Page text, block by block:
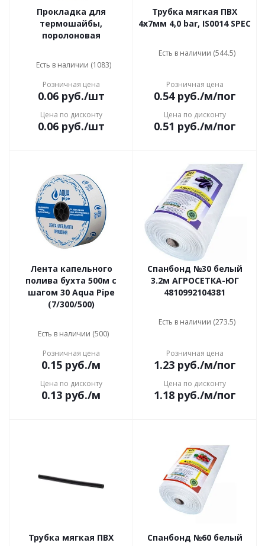
Прокладка для
термошайбы,
поролоновая
Есть в наличии (1083)
Розничная цена
0.06руб./шт
Цена по дисконту
0.06руб./шт
Трубка мягкая ПВХ
4х7мм 4,0 bar, IS0014 SPEC
Есть в наличии (544.5)
Розничная цена
0.54руб./м/пог
Цена по дисконту
0.51 руб./м/пог
Лента капельного
полива бухта 500м с
шагом 30 Aqua Pipe
(7/300/500)
Есть в наличии (500)
Розничная цена
0.15 руб./м
Цена по дисконту
0.13 руб./м
Спанбонд №30 белый
3.2м АГРОСЕТКА-ЮГ
4810992104381
Есть в наличии (273.5)
Розничная цена
1.23руб./м/пог
Цена по дисконту
1.18руб./м/пог
Трубка мягкая ПВХ
Спанбонд №60 белый